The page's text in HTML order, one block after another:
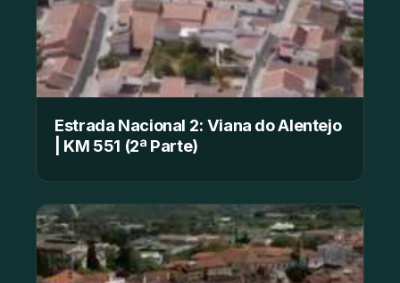
Estrada Nacional 2: Viana do Alentejo
| KM 551 (2ª Parte)